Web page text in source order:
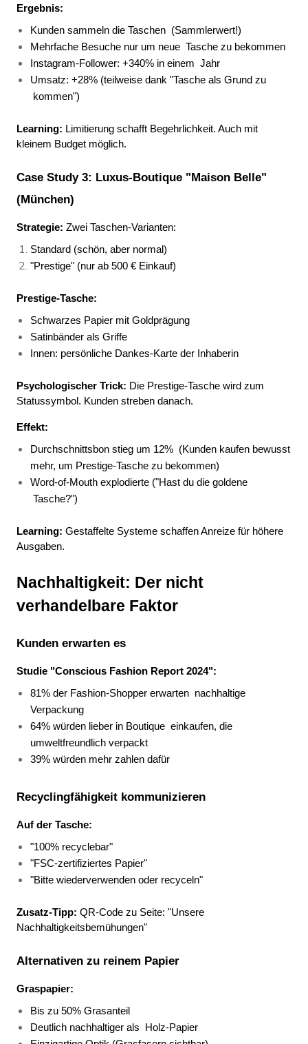
Ergebnis:
Kunden sammeln die Taschen (Sammlerwert!)
Mehrfache Besuche nur um neue Tasche zu bekommen
Instagram-Follower: +340% in einem Jahr
kommen")
Learning: Limitierung schafft Begehrlichkeit. Auch mit
kleinem Budget möglich.
Case Study 3: Luxus-Boutique "Maison Belle"
(München)
Strategie: Zwei Taschen-Varianten:
Standard (schön, aber normal)
"Prestige" (nur ab 500 € Einkauf)
Prestige-Tasche:
Schwarzes Papier mit Goldprägung
Satinbänder als Griffe
Innen: persönliche Dankes-Karte der Inhaberin
Psychologischer Trick: Die Prestige-Tasche wird zum
Statussymbol. Kunden streben danach.
Effekt:
Durchschnittsbon stieg um 12% (Kunden kaufen bewusst
mehr, um Prestige-Tasche zu bekommen)
Tasche?")
Learning: Gestaffelte Systeme schaffen Anreize für höhere
Ausgaben.
Nachhaltigkeit: Der nicht
verhandelbare Faktor
Kunden erwarten es
Studie "Conscious Fashion Report 2024":
81% der Fashion-Shopper erwarten nachhaltige
Verpackung
64% würden lieber in Boutique einkaufen, die
umweltfreundlich verpackt
39% würden mehr zahlen dafür
Recyclingfähigkeit kommunizieren
Auf der Tasche:
"100% recyclebar"
"FSC-zertifiziertes Papier"
"Bitte wiederverwenden oder recyceln"
Zusatz-Tipp: QR-Code zu Seite: "Unsere
Nachhaltigkeitsbemühungen"
Alternativen zu reinem Papier
Graspapier:
Bis zu 50% Grasanteil
Deutlich nachhaltiger als
Holz-Papier